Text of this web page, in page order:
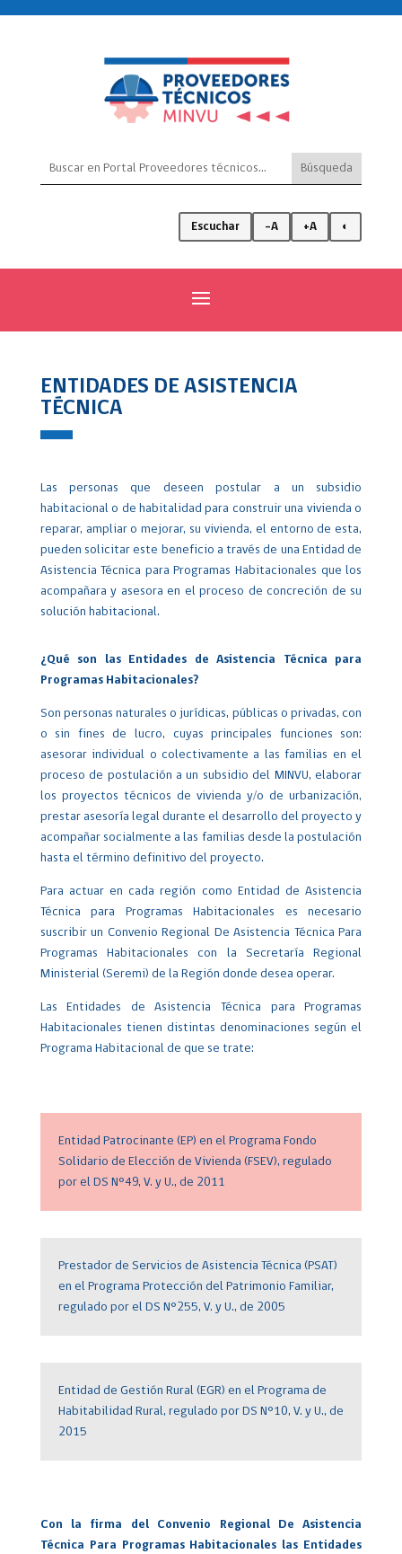
Escuchar -A +A ◐
ENTIDADES DE ASISTENCIA
TÉCNICA
Las personas que deseen postular a un subsidio
habitacional o de habitalidad para construir una vivienda o
reparar, ampliar o mejorar, su vivienda, el entorno de esta,
pueden solicitar este beneficio a través de una Entidad de
Asistencia Técnica para Programas Habitacionales que los
acompañara y asesora en el proceso de concreción de su
solución habitacional.
¿Qué son las Entidades de Asistencia Técnica para
Programas Habitacionales?
Son personas naturales o jurídicas, públicas o privadas, con
o sin fines de lucro, cuyas principales funciones son:
asesorar individual o colectivamente a las familias en el
proceso de postulación a un subsidio del MINVU, elaborar
los proyectos técnicos de vivienda y/o de urbanización,
prestar asesoría legal durante el desarrollo del proyecto y
acompañar socialmente a las familias desde la postulación
hasta el término definitivo del proyecto.
Para actuar en cada región como Entidad de Asistencia
Técnica para Programas Habitacionales es necesario
suscribir un Convenio Regional De Asistencia Técnica Para
Programas Habitacionales con la Secretaría Regional
Ministerial (Seremi) de la Región donde desea operar.
Las Entidades de Asistencia Técnica para Programas
Habitacionales tienen distintas denominaciones según el
Programa Habitacional de que se trate:
Entidad Patrocinante (EP) en el Programa Fondo
Solidario de Elección de Vivienda (FSEV), regulado
por el DS N°49, V. y U., de 2011
Prestador de Servicios de Asistencia Técnica (PSAT)
en el Programa Protección del Patrimonio Familiar,
regulado por el DS N°255, V. y U., de 2005
Entidad de Gestión Rural (EGR) en el Programa de
Habitabilidad Rural, regulado por DS N°10, V. y U., de
2015
Con la firma del Convenio Regional De Asistencia
Técnica Para Programas Habitacionales las Entidades